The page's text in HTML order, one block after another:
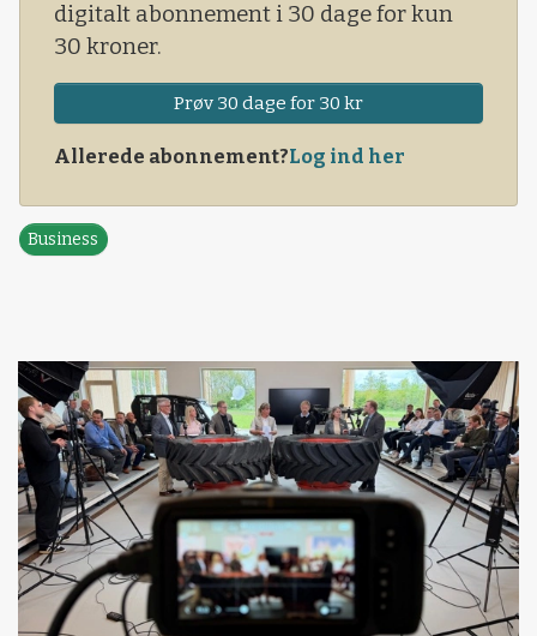
digitalt abonnement i 30 dage for kun
30 kroner.
Prøv 30 dage for 30 kr
Allerede abonnement?Log ind her
Business